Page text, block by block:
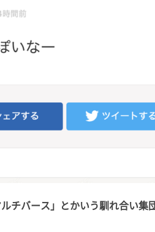
ルチバース」とかいう馴れ合い